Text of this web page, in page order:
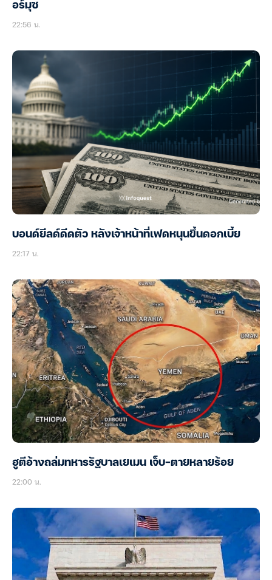
อร์มุซ
22:56 น.
บอนด์ยีลด์ดีดตัว หลังเจ้าหน้าที่เฟดหนุนขึ้นดอกเบี้ย
22:17 น.
ฮูตีอ้างถล่มทหารรัฐบาลเยเมน เจ็บ-ตายหลายร้อย
22:00 น.